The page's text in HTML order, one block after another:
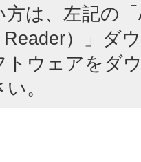
は、左記の
）」ダ
トウェアをダ
。